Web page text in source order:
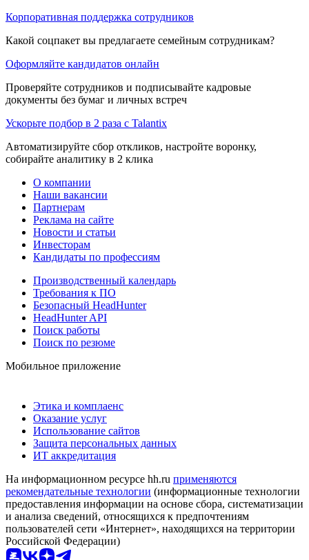
Корпоративная поддержка сотрудников
Какой соцпакет вы предлагаете семейным сотрудникам?
Оформляйте кандидатов онлайн
Проверяйте сотрудников и подписывайте кадровые
документы без бумаг и личных встреч
Ускорьте подбор в 2 раза с Talantix
Автоматизируйте сбор откликов, настройте воронку,
собирайте аналитику в 2 клика
О компании
Наши вакансии
Партнерам
Реклама на сайте
Новости и статьи
Инвесторам
Кандидаты по профессиям
Производственный календарь
Требования к ПО
Безопасный HeadHunter
HeadHunter API
Поиск работы
Поиск по резюме
Мобильное приложение
Этика и комплаенс
Оказание услуг
Использование сайтов
Защита персональных данных
ИТ аккредитация
На информационном ресурсе hh.ru применяются
рекомендательные технологии (информационные технологии
предоставления информации на основе сбора, систематизации
и анализа сведений, относящихся к предпочтениям
пользователей сети «Интернет», находящихся на территории
Российской Федерации)